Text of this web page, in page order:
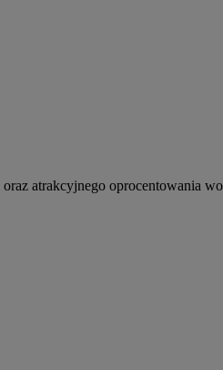
atrakcyjnego oprocentowania